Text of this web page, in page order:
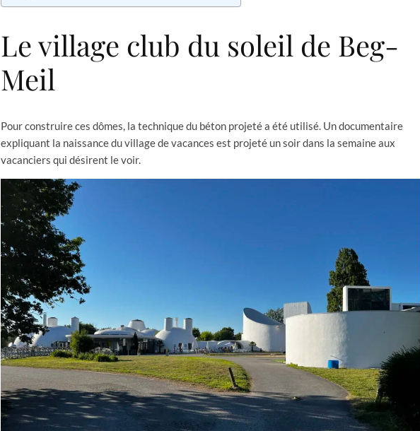
Le village club du soleil de Beg-
Meil
Pour construire ces dômes, la technique du béton projeté a été utilisé. Un documentaire
expliquant la naissance du village de vacances est projeté un soir dans la semaine aux
vacanciers qui désirent le voir.